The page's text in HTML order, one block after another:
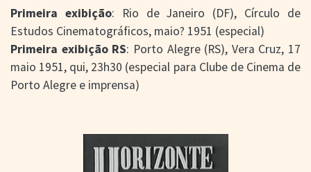
Primeira exibição: Rio de Janeiro (DF), Círculo de
Estudos Cinematográficos, maio? 1951 (especial)
Primeira exibição RS: Porto Alegre (RS), Vera Cruz, 17
maio 1951, qui, 23h30 (especial para Clube de Cinema de
Porto Alegre e imprensa)